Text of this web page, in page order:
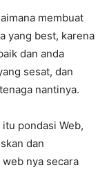
membuat
yang best, karena
dan anda
sesat, dan
nantinya.
itu pondasi Web,
dan
nya secara